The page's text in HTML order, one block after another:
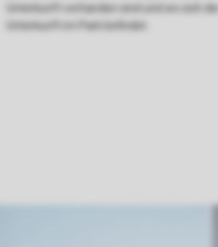
Unterkunft vorhanden sind und wo sich die
Unterkunft im Park befindet.